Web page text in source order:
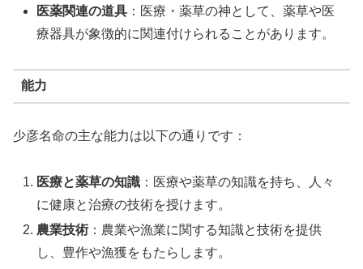
医薬関連の道具 ：医療・薬草の神として、薬草や医
療器具が象徴的に関連付けられることがあります。
能力
少彦名命の主な能力は以下の通りです：
医療と薬草の知識 ：医療や薬草の知識を持ち、人々
に健康と治療の技術を授けます。
農業技術 ：農業や漁業に関する知識と技術を提供
し、豊作や漁獲をもたらします。